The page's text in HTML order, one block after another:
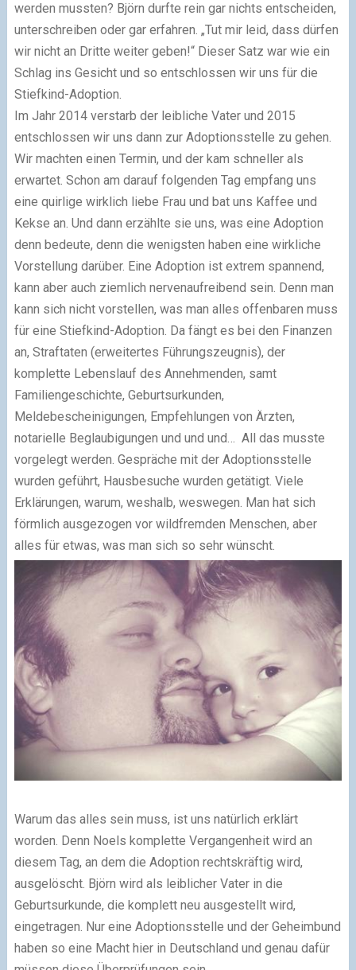
werden mussten? Björn durfte rein gar nichts entscheiden,
unterschreiben oder gar erfahren. „Tut mir leid, dass dürfen
wir nicht an Dritte weiter geben!“ Dieser Satz war wie ein
Schlag ins Gesicht und so entschlossen wir uns für die
Stiefkind-Adoption.
Im Jahr 2014 verstarb der leibliche Vater und 2015
entschlossen wir uns dann zur Adoptionsstelle zu gehen.
Wir machten einen Termin, und der kam schneller als
erwartet. Schon am darauf folgenden Tag empfang uns
eine quirlige wirklich liebe Frau und bat uns Kaffee und
Kekse an. Und dann erzählte sie uns, was eine Adoption
denn bedeute, denn die wenigsten haben eine wirkliche
Vorstellung darüber. Eine Adoption ist extrem spannend,
kann aber auch ziemlich nervenaufreibend sein. Denn man
kann sich nicht vorstellen, was man alles offenbaren muss
für eine Stiefkind-Adoption. Da fängt es bei den Finanzen
an, Straftaten (erweitertes Führungszeugnis), der
komplette Lebenslauf des Annehmenden, samt
Familiengeschichte, Geburtsurkunden,
Meldebescheinigungen, Empfehlungen von Ärzten,
notarielle Beglaubigungen und und und… All das musste
vorgelegt werden. Gespräche mit der Adoptionsstelle
wurden geführt, Hausbesuche wurden getätigt. Viele
Erklärungen, warum, weshalb, weswegen. Man hat sich
förmlich ausgezogen vor wildfremden Menschen, aber
alles für etwas, was man sich so sehr wünscht.
Warum das alles sein muss, ist uns natürlich erklärt
worden. Denn Noels komplette Vergangenheit wird an
diesem Tag, an dem die Adoption rechtskräftig wird,
ausgelöscht. Björn wird als leiblicher Vater in die
Geburtsurkunde, die komplett neu ausgestellt wird,
eingetragen. Nur eine Adoptionsstelle und der Geheimbund
haben so eine Macht hier in Deutschland und genau dafür